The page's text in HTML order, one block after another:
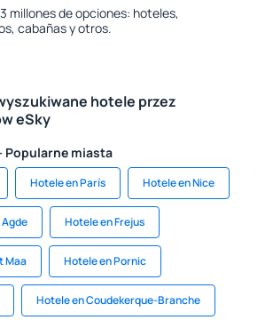
millones de opciones: hoteles,
cabañas y otros.
hotele przez
eSky
Popularne miasta
Hotele en París Hotele en Nice
Hotele en Frejus
Maa Hotele en Pornic
Hotele en Coudekerque-Branche